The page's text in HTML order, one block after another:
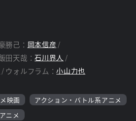
勝己： 岡本信彦
田天哉：石川界人
ウォルフラム：小山力也
映画
アクション・バトル系アニメ
ニメ